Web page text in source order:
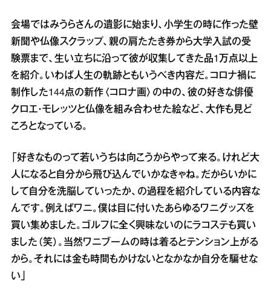
会場ではみうらさんの遺影に始まり、小学生の時に作った壁
新聞や仏像スクラップ、親の肩たたき券から大学入試の受
験票まで、生い立ちに沿って彼が収集してきた品1万点以上
を紹介。いわば人生の軌跡ともいうべき内容だ。コロナ禍に
制作した144点の新作〈コロナ画〉の中の、彼の好きな俳優
クロエ・モレッツと仏像を組み合わせた絵など、大作も見ど
ころとなっている。
「好きなものって若いうちは向こうからやって来る。けれど大
人になると自分から飛び込んでいかなきゃね。だからいかに
して自分を洗脳していったか、の過程を紹介している内容な
んです。例えばワニ。僕は目に付いたあらゆるワニグッズを
買い集めました。ゴルフに全く興味ないのにラコステも買い
ました（笑）。当然ワニブームの時は着るとテンション上がる
から。それには金も時間もかけないとなかなか自分を騙せな
い」